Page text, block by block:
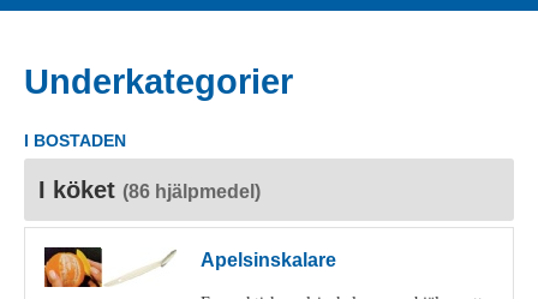
Underkategorier
I BOSTADEN
I köket (86 hjälpmedel)
Apelsinskalare